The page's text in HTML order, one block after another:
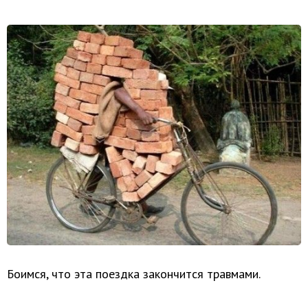
Боимся, что эта поездка закончится травмами.